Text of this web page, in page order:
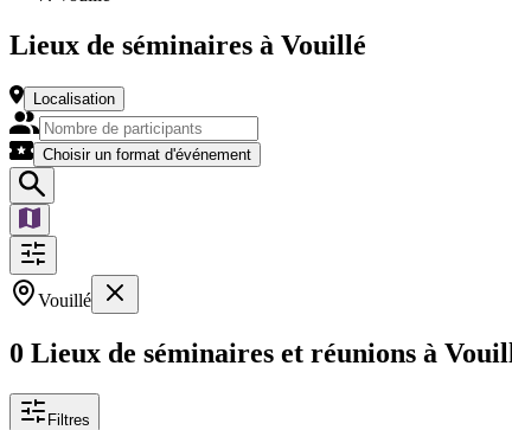
Lieux de séminaires à Vouillé
Localisation
Choisir un format d'événement
Vouillé
0 Lieux de séminaires et réunions à
Filtres